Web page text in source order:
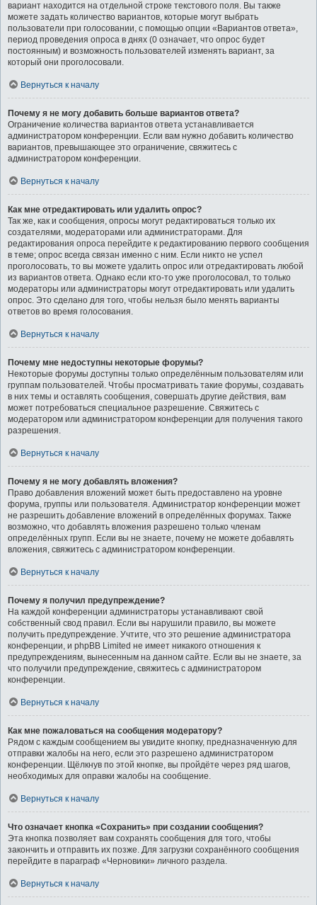
вариант находится на отдельной строке текстового поля. Вы также
можете задать количество вариантов, которые могут выбрать
пользователи при голосовании, с помощью опции «Вариантов ответа»,
период проведения опроса в днях (0 означает, что опрос будет
постоянным) и возможность пользователей изменять вариант, за
который они проголосовали.
Вернуться к началу
Почему я не могу добавить больше вариантов ответа?
Ограничение количества вариантов ответа устанавливается
администратором конференции. Если вам нужно добавить количество
вариантов, превышающее это ограничение, свяжитесь с
администратором конференции.
Вернуться к началу
Как мне отредактировать или удалить опрос?
Так же, как и сообщения, опросы могут редактироваться только их
создателями, модераторами или администраторами. Для
редактирования опроса перейдите к редактированию первого сообщения
в теме; опрос всегда связан именно с ним. Если никто не успел
проголосовать, то вы можете удалить опрос или отредактировать любой
из вариантов ответа. Однако если кто-то уже проголосовал, то только
модераторы или администраторы могут отредактировать или удалить
опрос. Это сделано для того, чтобы нельзя было менять варианты
ответов во время голосования.
Вернуться к началу
Почему мне недоступны некоторые форумы?
Некоторые форумы доступны только определённым пользователям или
группам пользователей. Чтобы просматривать такие форумы, создавать
в них темы и оставлять сообщения, совершать другие действия, вам
может потребоваться специальное разрешение. Свяжитесь с
модератором или администратором конференции для получения такого
разрешения.
Вернуться к началу
Почему я не могу добавлять вложения?
Право добавления вложений может быть предоставлено на уровне
форума, группы или пользователя. Администратор конференции может
не разрешить добавление вложений в определённых форумах. Также
возможно, что добавлять вложения разрешено только членам
определённых групп. Если вы не знаете, почему не можете добавлять
вложения, свяжитесь с администратором конференции.
Вернуться к началу
Почему я получил предупреждение?
На каждой конференции администраторы устанавливают свой
собственный свод правил. Если вы нарушили правило, вы можете
получить предупреждение. Учтите, что это решение администратора
конференции, и phpBB Limited не имеет никакого отношения к
предупреждениям, вынесенным на данном сайте. Если вы не знаете, за
что получили предупреждение, свяжитесь с администратором
конференции.
Вернуться к началу
Как мне пожаловаться на сообщения модератору?
Рядом с каждым сообщением вы увидите кнопку, предназначенную для
отправки жалобы на него, если это разрешено администратором
конференции. Щёлкнув по этой кнопке, вы пройдёте через ряд шагов,
необходимых для оправки жалобы на сообщение.
Вернуться к началу
Что означает кнопка «Сохранить» при создании сообщения?
Эта кнопка позволяет вам сохранять сообщения для того, чтобы
закончить и отправить их позже. Для загрузки сохранённого сообщения
перейдите в параграф «Черновики» личного раздела.
Вернуться к началу